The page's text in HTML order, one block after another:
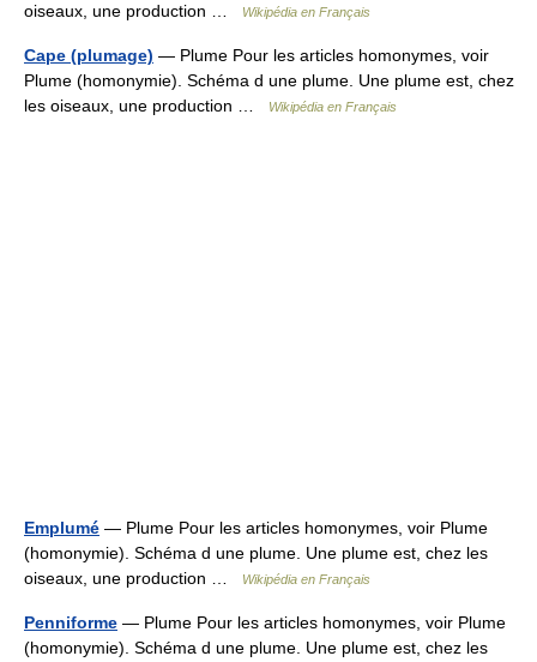
oiseaux, une production …
Wikipédia en Français
Cape (plumage) — Plume Pour les articles homonymes, voir
Plume (homonymie). Schéma d une plume. Une plume est, chez
les oiseaux, une production …
Wikipédia en Français
Emplumé — Plume Pour les articles homonymes, voir Plume
(homonymie). Schéma d une plume. Une plume est, chez les
oiseaux, une production …
Wikipédia en Français
Penniforme — Plume Pour les articles homonymes, voir Plume
(homonymie). Schéma d une plume. Une plume est, chez les